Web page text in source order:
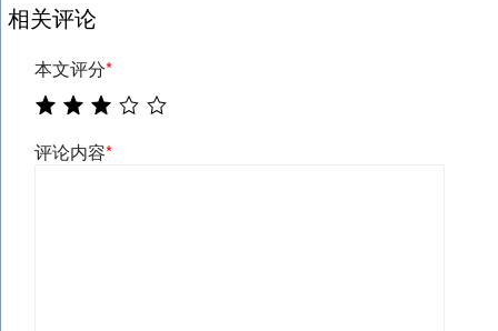
相关评论
本文评分*
评论内容*